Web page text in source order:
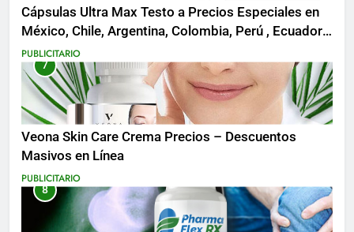
Cápsulas Ultra Max Testo a Precios Especiales en
México, Chile, Argentina, Colombia, Perú , Ecuador,
Costa Rica y Más
PUBLICITARIO
7
Veona Skin Care Crema Precios – Descuentos
Masivos en Línea
PUBLICITARIO
8